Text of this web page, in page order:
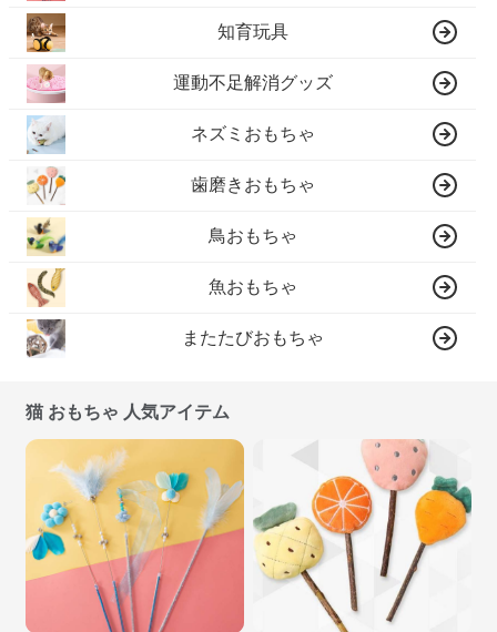
知育玩具
運動不足解消グッズ
ネズミおもちゃ
歯磨きおもちゃ
鳥おもちゃ
魚おもちゃ
またたびおもちゃ
猫 おもちゃ 人気アイテム